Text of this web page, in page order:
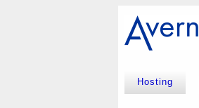
Hosting